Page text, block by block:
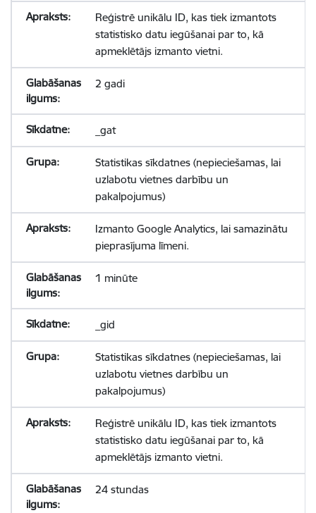
Reģistrē unikālu ID, kas tiek izmantots
statistisko datu iegūšanai par to, kā
apmeklētājs izmanto vietni.
2 gadi
_gat
Statistikas sīkdatnes (nepieciešamas, lai
uzlabotu vietnes darbību un
pakalpojumus)
Izmanto Google Analytics, lai samazinātu
pieprasījuma līmeni.
1 minūte
_gid
Statistikas sīkdatnes (nepieciešamas, lai
uzlabotu vietnes darbību un
pakalpojumus)
Reģistrē unikālu ID, kas tiek izmantots
statistisko datu iegūšanai par to, kā
apmeklētājs izmanto vietni.
24 stundas